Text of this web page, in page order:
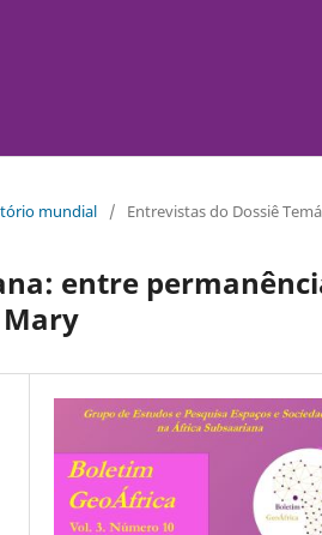
mundial / Entrevistas do Dossiê
entre